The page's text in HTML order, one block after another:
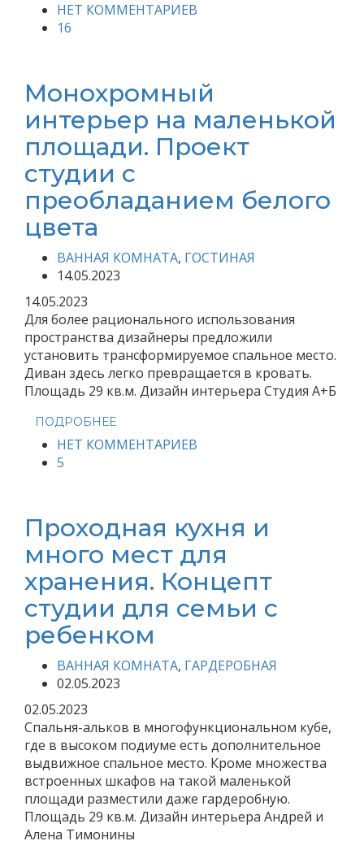
НЕТ КОММЕНТАРИЕВ
16
Монохромный
интерьер на маленькой
площади. Проект
студии с
преобладанием белого
цвета
ВАННАЯ КОМНАТА, ГОСТИНАЯ
14.05.2023
14.05.2023
Для более рационального использования
пространства дизайнеры предложили
установить трансформируемое спальное место.
Диван здесь легко превращается в кровать.
Площадь 29 кв.м. Дизайн интерьера Студия А+Б
ПОДРОБНЕЕ
НЕТ КОММЕНТАРИЕВ
5
Проходная кухня и
много мест для
хранения. Концепт
студии для семьи с
ребенком
ВАННАЯ КОМНАТА, ГАРДЕРОБНАЯ
02.05.2023
02.05.2023
Спальня-альков в многофункциональном кубе,
где в высоком подиуме есть дополнительное
выдвижное спальное место. Кроме множества
встроенных шкафов на такой маленькой
площади разместили даже гардеробную.
Площадь 29 кв.м. Дизайн интерьера Андрей и
Алена Тимонины